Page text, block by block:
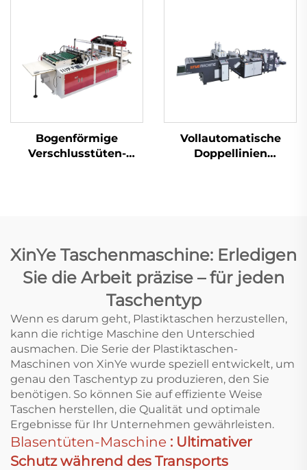
Bogenförmige
Verschlusstüten-
Vollautomatische
Doppellinien
XinYe Taschenmaschine: Erledigen
Sie die Arbeit präzise – für jeden
Taschentyp
Wenn es darum geht, Plastiktaschen herzustellen,
kann die richtige Maschine den Unterschied
ausmachen. Die Serie der Plastiktaschen-
Maschinen von XinYe wurde speziell entwickelt, um
genau den Taschentyp zu produzieren, den Sie
benötigen. So können Sie auf effiziente Weise
Taschen herstellen, die Qualität und optimale
Ergebnisse für Ihr Unternehmen gewährleisten.
Blasentüten-Maschine : Ultimativer
Schutz während des Transports